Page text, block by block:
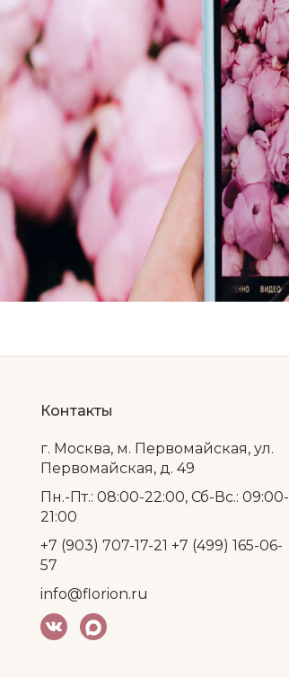
Контакты
г. Москва, м. Первомайская, ул.
Первомайская, д. 49
Пн.-Пт.: 08:00-22:00, Сб-Вс.: 09:00-
21:00
+7 (903) 707-17-21 +7 (499) 165-06-
57
info@florion.ru